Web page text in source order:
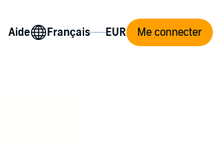
Aide Me connecter